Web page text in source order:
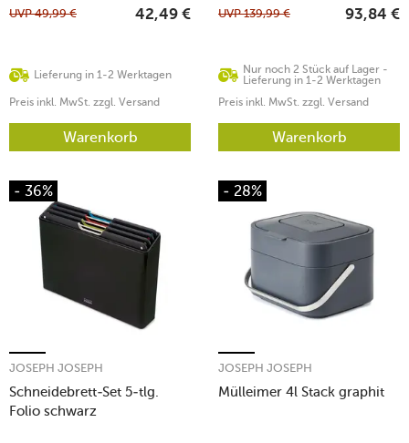
Lieferung in 1-2 Werktagen
UVP49,99 € 42,49 €
Preis inkl. MwSt. zzgl. Versand
Warenkorb
Nur noch 2 Stück auf Lager -
Lieferung in 1-2 Werktagen
UVP139,99 € 93,84 €
Preis inkl. MwSt. zzgl. Versand
Warenkorb
- 36%
Schneidebrett-Set 5-tlg.
Folio schwarz
JOSEPH JOSEPH
- 28%
Mülleimer 4l Stack graphit
JOSEPH JOSEPH